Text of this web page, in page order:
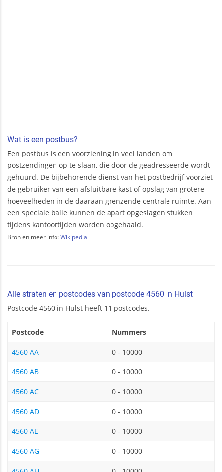
Wat is een postbus?
Een postbus is een voorziening in veel landen om
postzendingen op te slaan, die door de geadresseerde wordt
gehuurd. De bijbehorende dienst van het postbedrijf voorziet
de gebruiker van een afsluitbare kast of opslag van grotere
hoeveelheden in de daaraan grenzende centrale ruimte. Aan
een speciale balie kunnen de apart opgeslagen stukken
tijdens kantoortijden worden opgehaald.
Bron en meer info: Wikipedia
Alle straten en postcodes van postcode 4560 in Hulst
Postcode 4560 in Hulst heeft 11 postcodes.
Postcode Nummers
4560 AA 0 - 10000
4560 AB 0 - 10000
4560 AC 0 - 10000
4560 AD 0 - 10000
4560 AE 0 - 10000
4560 AG 0 - 10000